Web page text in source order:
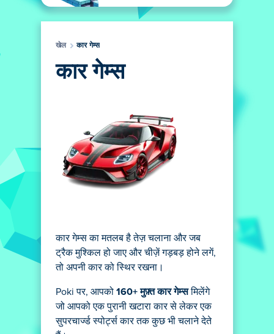
खेल कार गेम्स
कार गेम्स
कार गेम्स का मतलब है तेज़ चलाना और जब
ट्रैक मुश्किल हो जाए और चीज़ें गड़बड़ होने लगें,
तो अपनी कार को स्थिर रखना।
Poki पर, आपको 160+ मुफ़्त कार गेम्समिलेंगे
जो आपको एक पुरानी खटारा कार से लेकर एक
सुपरचार्ज्ड स्पोर्ट्स कार तक कुछ भी चलाने देते